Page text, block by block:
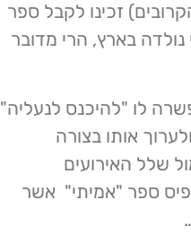
זכינו לקבל ספר
נולדה בארץ, הרי מדובר
לו "להיכנס לנעליה"
אותו בצורה
שלל האירועים
ספר "אמיתי" אשר